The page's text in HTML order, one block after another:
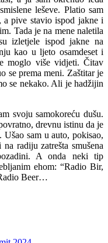
leševe. Platio sam
a pive stavio ispod jakne i
Tada je na mene naletila
izletjele ispod jakne na
kao u ljeto osamdeset i
moglo više vidjeti. Čitav
se prema meni. Zaštitar je
se nekako. Ali je hadžijin
svoju samokoreću dušu.
drevnu istinu da je
sam u auto, pokisao,
radiju zatrešta smušena
A onda neki tip
ehom: “Radio Bir,
Beer…